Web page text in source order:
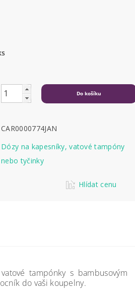
CAR0000774JAN
Dózy na kapesníky, vatové tampóny
nebo tyčinky
Hlídat cenu
tampónky s bambusovým
do vaši koupelny.